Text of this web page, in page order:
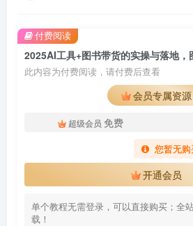
此内容为付费阅读，请付费后查看
会员专属资源
超级会员 免费
您暂无
开通会员
单个教程无需登录，可以直接购买；全
载！
付费阅读